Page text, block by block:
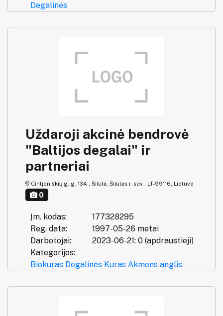
Degalinės
Uždaroji akcinė bendrovė
"Baltijos degalai" ir
partneriai
Cintjoniškių g. g. 13A , Šilutė, Šilutės r. sav., LT-99116, Lietuva
0
Įm. kodas:
177328295
Reg. data:
1997-05-26 metai
Darbotojai:
2023-06-21: 0 (apdraustieji)
Kategorijos:
Biokuras Degalinės Kuras Akmens anglis